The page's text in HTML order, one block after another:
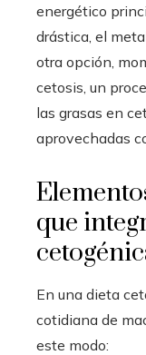
energético
drástica, el
otra opción,
cetosis, un
las grasas en
aprovechadas
que
En una dieta
cotidiana de
este modo: